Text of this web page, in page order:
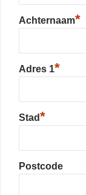
Achternaam*
Adres 1*
Stad*
Postcode